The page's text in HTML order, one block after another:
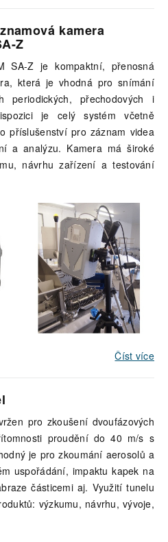
kamera
Z
SA-Z je kompaktní, přenosná
která je vhodná pro snímání
periodických, přechodových i
je celý systém včetně
příslušenství pro záznam videa
a analýzu. Kamera má široké
návrhu zařízení a testování
Číst více
pro zkoušení dvoufázových
proudění do 40 m/s s
je pro zkoumání aerosolů a
uspořádání, impaktu kapek na
částicemi aj. Využití tunelu
výzkumu, návrhu, vývoje,